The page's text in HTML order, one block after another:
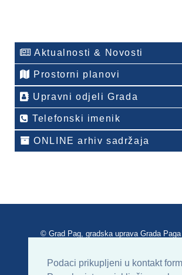
Podaci prikupljeni u kontakt
Aktualnosti & Novosti
Prostorni planovi
Upravni odjeli Grada
Telefonski imenik
ONLINE arhiv sadržaja
© Grad Pag, gradska uprava Grada